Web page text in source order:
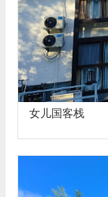
女儿国客栈